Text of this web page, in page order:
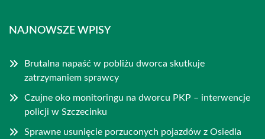
NAJNOWSZE WPISY
Brutalna napaść w pobliżu dworca skutkuje
zatrzymaniem sprawcy
Czujne oko monitoringu na dworcu PKP – interwencje
policji w Szczecinku
Sprawne usunięcie porzuconych pojazdów z Osiedla